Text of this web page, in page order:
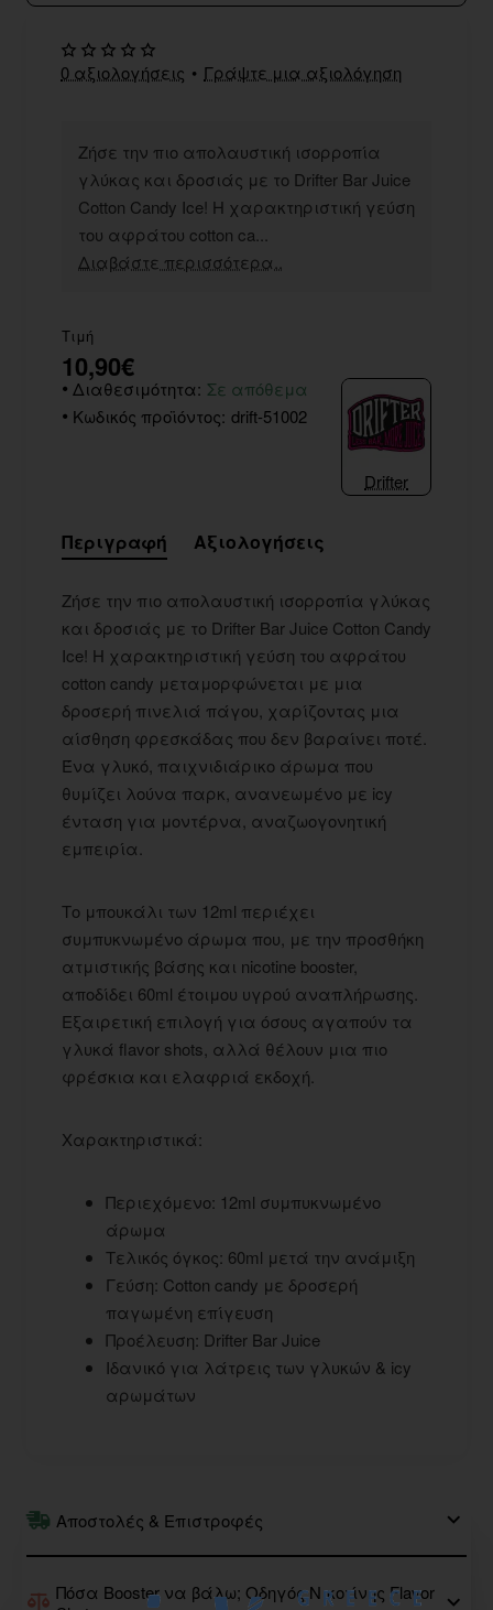
Ζήσε την πιο απολαυστική ισορροπία
γλύκας και δροσιάς με το Drifter Bar Juice
Cotton Candy Ice! Η χαρακτηριστική γεύση
του αφράτου cotton ca...
Διαβάστε περισσότερα..
0 αξιολογήσεις • Γράψτε μια αξιολόγηση
Τιμή
10,90€
Διαθεσιμότητα: Σε απόθεμα
Κωδικός προϊόντος: drift-51002
Drifter
Περιγραφή Αξιολογήσεις
Ζήσε την πιο απολαυστική ισορροπία γλύκας
και δροσιάς με το Drifter Bar Juice Cotton Candy
Ice! Η χαρακτηριστική γεύση του αφράτου
cotton candy μεταμορφώνεται με μια
δροσερή πινελιά πάγου, χαρίζοντας μια
αίσθηση φρεσκάδας που δεν βαραίνει ποτέ.
Ένα γλυκό, παιχνιδιάρικο άρωμα που
θυμίζει λούνα παρκ, ανανεωμένο με icy
ένταση για μοντέρνα, αναζωογονητική
εμπειρία.
Το μπουκάλι των 12ml περιέχει
συμπυκνωμένο άρωμα που, με την προσθήκη
ατμιστικής βάσης και nicotine booster,
αποδίδει 60ml έτοιμου υγρού αναπλήρωσης.
Εξαιρετική επιλογή για όσους αγαπούν τα
γλυκά flavor shots, αλλά θέλουν μια πιο
φρέσκια και ελαφριά εκδοχή.
Χαρακτηριστικά:
Περιεχόμενο: 12ml συμπυκνωμένο
άρωμα
Τελικός όγκος: 60ml μετά την ανάμιξη
Γεύση: Cotton candy με δροσερή
παγωμένη επίγευση
Προέλευση: Drifter Bar Juice
Ιδανικό για λάτρεις των γλυκών & icy
αρωμάτων
Αποστολές & Επιστροφές
Πόσα Booster να βάλω; Οδηγός Νικοτίνης Flavor